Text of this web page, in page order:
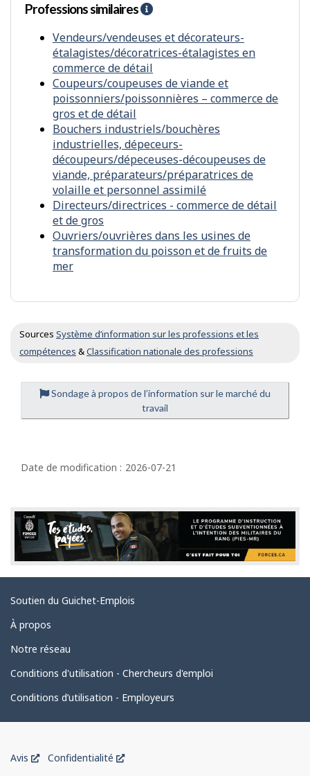
e
c
l
s
a
e
s
Professions similaires
d
e
P
r
o
e
s
s
i
o
n
s
i
m
a
e
s
Vendeurs/vendeuses et décorateurs-
étalagistes/décoratrices-étalagistes en
commerce de détail
Coupeurs/coupeuses de viande et
poissonniers/poissonnières – commerce de
gros et de détail
Bouchers industriels/bouchères
industrielles, dépeceurs-
découpeurs/dépeceuses-découpeuses de
viande, préparateurs/préparatrices de
volaille et personnel assimilé
Directeurs/directrices - commerce de détail
et de gros
Ouvriers/ouvrières dans les usines de
transformation du poisson et de fruits de
mer
Sources Système d’information sur les professions et les
compétences &Classification nationale des professions
Sondage à propos de l’information sur le marché du
travail
é
a
i
l
s
e
l
a
a
g
e
Date de modification : 2026-07-21
Liens
connexes
Soutien du Guichet-Emplois
À propos
Notre réseau
Conditions d'utilisation - Chercheurs d'emploi
Conditions d’utilisation - Employeurs
du
Avis
CeConfidentialité
Ce